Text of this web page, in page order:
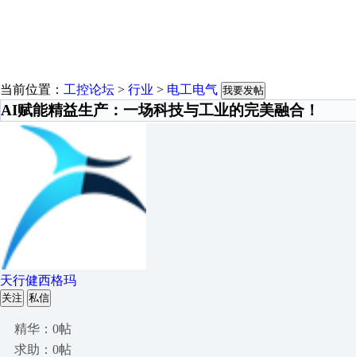
当前位置： 工控论坛 > 行业 > 电工电气 我要发帖
AI赋能精益生产：一场科技与工业的完美融合！
天行健西格玛
关注 私信
精华：0帖
求助：0帖